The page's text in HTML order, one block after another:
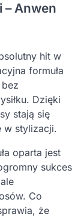
– Anwen
hit w
formuła
Dzięki
stają się
w stylizacji.
oparta jest
sukces
Co
że